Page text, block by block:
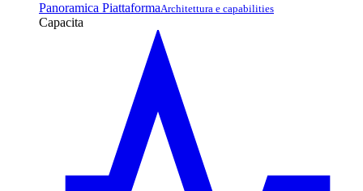
Panoramica PiattaformaArchitettura e capabilities
Capacita